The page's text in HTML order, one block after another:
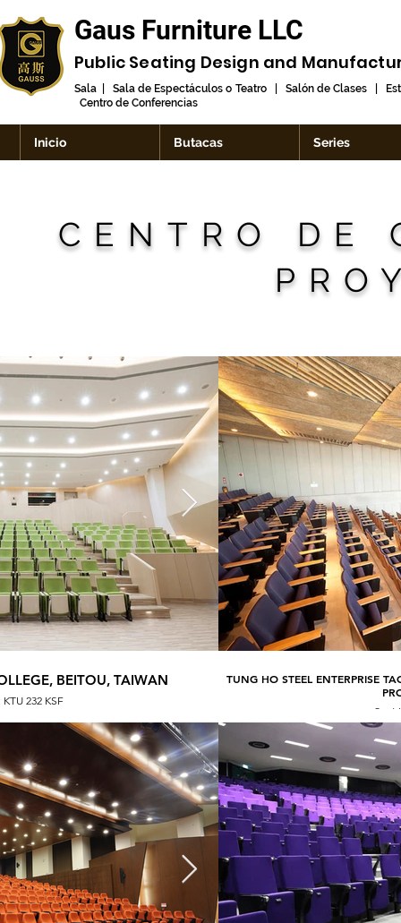
Gaus Furniture LLC
Public Seating Design and
Sala | Sala de Espectáculos o Teatro | Salón de Clases |
Centro de Conferencias
Inicio Butacas Series
CENTRO DE
BEITOU, TAIWAN
232 KSF
YANGMING
TUNG HO STEEL ENTERPRISE
Seat